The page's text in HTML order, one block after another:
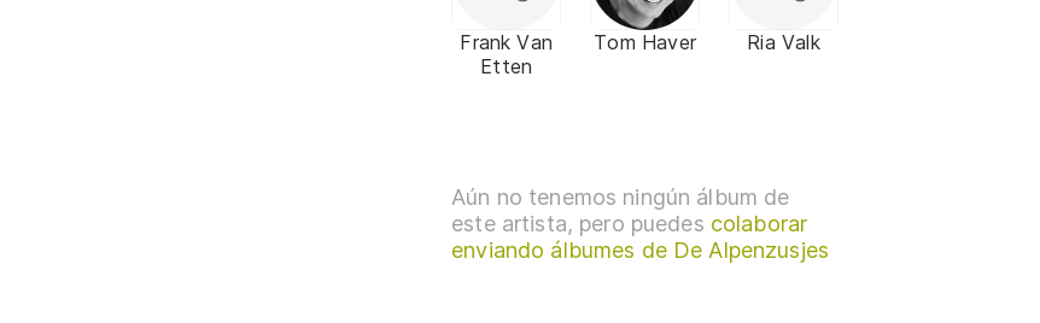
Frank Van
Etten
Tom Haver Ria Valk
Aún no tenemos ningún álbum de
este artista, pero puedes colaborar
enviando álbumes de De Alpenzusjes